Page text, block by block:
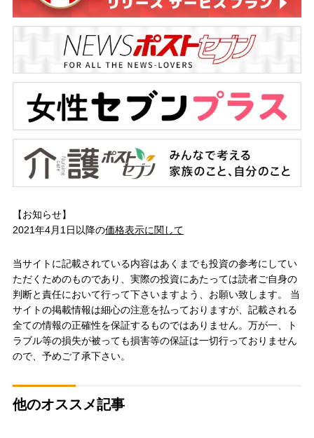
【お知らせ】
2021年4月1日以降の価格表示に関して
当サイトに記載されている内容はあくまでも投資の参考にしてい
ただくためのものであり、実際の投資にあたっては読者ご自身の
判断と責任において行って下さいますよう、お願い致します。 当
サイトの掲載情報は細心の注意を払っておりますが、記載される
全ての情報の正確性を保証するものではありません。万が一、ト
ラブル等の損失が被っても損害等の保証は一切行っておりません
ので、予めご了承下さい。
他のオススメ記事